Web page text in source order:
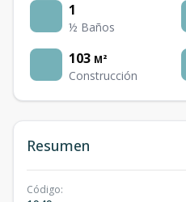
1
½ Baños
103 M²
Construcción
Resumen
Código: